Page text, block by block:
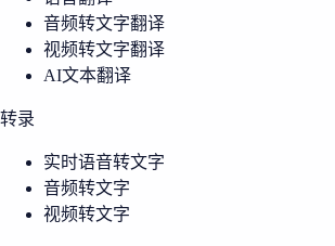
音频转文字翻译
视频转文字翻译
AI文本翻译
转录
实时语音转文字
音频转文字
视频转文字